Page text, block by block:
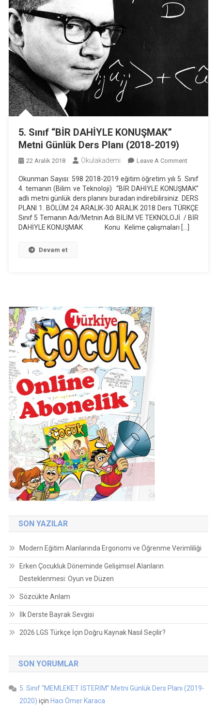
5. Sınıf “BİR DAHİYLE KONUŞMAK”
Metni Günlük Ders Planı (2018-2019)
22 Aralık 2018 Okulakademi Leave A CommentOn
Sınıf
“BİR
DAHİYLE
Okunman Sayısı: 598 2018-2019 eğitim öğretim yılı 5. Sınıf
4. temanın (Bilim ve Teknoloji) “BİR DAHİYLE KONUŞMAK”
adlı metni günlük ders planını buradan indirebilirsiniz. DERS
PLANI 1. BÖLÜM 24 ARALIK-30 ARALIK 2018 Ders TÜRKÇE
Sınıf 5 Temanın Adı/Metnin Adı BİLİM VE TEKNOLOJİ / BİR
DAHİYLE KONUŞMAK Konu Kelime çalışmaları […]
Devam et
SON YAZILAR
Modern Eğitim Alanlarında Ergonomi ve Öğrenme Verimliliği
Erken Çocukluk Döneminde Gelişimsel Alanların
Desteklenmesi: Oyun ve Düzen
Sözcükte Anlam
İlk Derste Bayrak Sevgisi
2026 LGS Türkçe İçin Doğru Kaynak Nasıl Seçilir?
SON YORUMLAR
5. Sınıf “MEMLEKET İSTERİM” Metni Günlük Ders Planı (2019-
2020) için Hacı Ömer Karaca